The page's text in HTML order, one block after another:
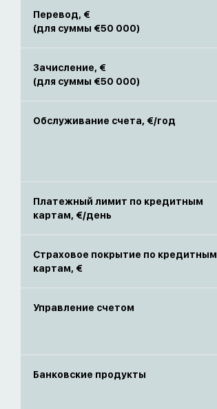
Перевод, €
(для суммы €50 000)
Зачисление, €
(для суммы €50 000)
Обслуживание счета, €/год
Платежный лимит по кредитным
картам, €/день
Страховое покрытие по кредитным
картам, €
Управление счетом
Банковские продукты